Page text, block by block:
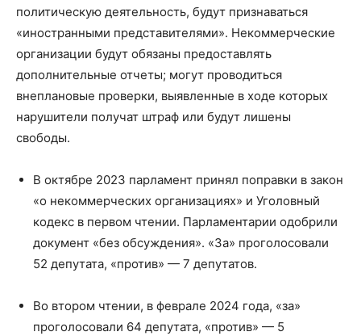
политическую деятельность, будут признаваться
«иностранными представителями». Некоммерческие
организации будут обязаны предоставлять
дополнительные отчеты; могут проводиться
внеплановые проверки, выявленные в ходе которых
нарушители получат штраф или будут лишены
свободы.
В октябре 2023 парламент принял поправки в закон
«о некоммерческих организациях» и Уголовный
кодекс в первом чтении. Парламентарии одобрили
документ «без обсуждения». «За» проголосовали
52 депутата, «против» — 7 депутатов.
Во втором чтении, в феврале 2024 года, «за»
проголосовали 64 депутата, «против» — 5